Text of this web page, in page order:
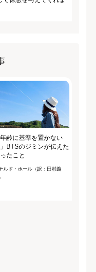
年齢に基準を置かない
BTSのジミンが伝えた
たこと
ルド・ホール（訳：田村義